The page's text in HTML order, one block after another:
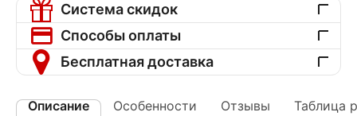
Система скидок
Способы оплаты
Бесплатная доставка
Описание Особенности Отзывы Таблица